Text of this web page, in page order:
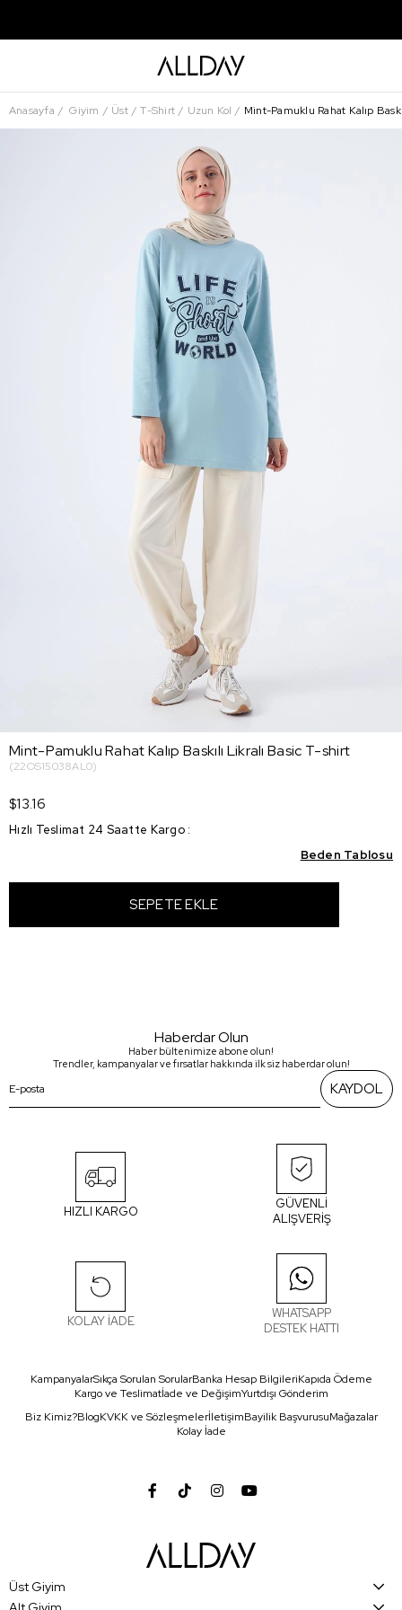
Anasayfa Giyim Üst T-Shirt Uzun Kol Mint-Pamuklu Rahat Kalıp
Mint-Pamuklu Rahat Kalıp Baskılı Likralı Basic T-shirt
(22OS15038AL0)
$13.16
Hızlı Teslimat 24 Saatte Kargo :
Beden Tablosu
Haberdar Olun
Haber bültenimize abone olun!
Trendler, kampanyalar ve fırsatlar hakkında ilk siz haberdar olun!
KAYDOL
HIZLI KARGO
GÜVENLİ
ALIŞVERİŞ
KOLAY İADE
WHATSAPP
DESTEK HATTI
KampanyalarSıkça Sorulan SorularBanka Hesap BilgileriKapıda Ödeme
Kargo ve Teslimatİade ve DeğişimYurtdışı Gönderim
Biz Kimiz?BlogKVKK ve SözleşmelerİletişimBayilik BaşvurusuMağazalar
Kolay İade
Üst Giyim